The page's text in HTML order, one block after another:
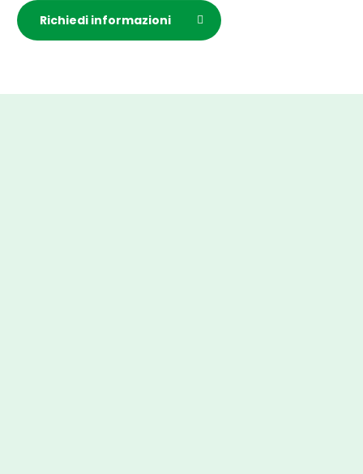
Richiedi informazioni